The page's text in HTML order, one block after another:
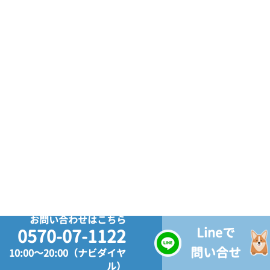
お問い合わせはこちら
0570-07-1122
10:00～20:00（ナビダイヤ
ル）
Lineで
問い合せ